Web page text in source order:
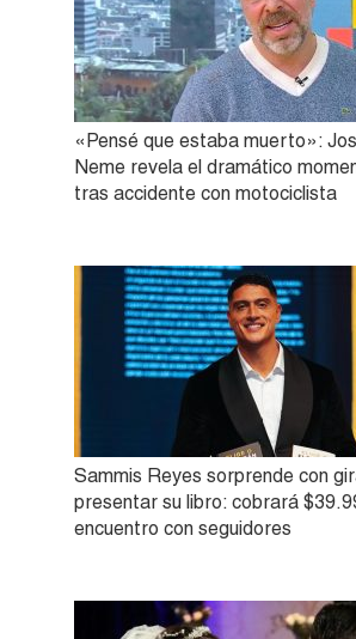
«Pensé que estaba muerto»:
Neme revela el dramático
tras accidente con motociclista
Sammis Reyes sorprende con
presentar su libro: cobrará
encuentro con seguidores